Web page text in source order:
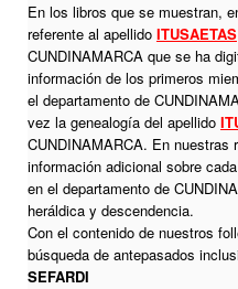
En los libros que se muestran,
referente al apellido ITUSAETAS
CUNDINAMARCA que se ha
información de los primeros
el departamento de
vez la genealogía del apellido
CUNDINAMARCA. En nuestras
información adicional sobre
en el departamento de
heráldica y descendencia.
Con el contenido de nuestros
búsqueda de antepasados
SEFARDI